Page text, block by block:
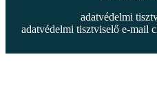
adatvédelmi
adatvédelmi tisztviselő e-mail